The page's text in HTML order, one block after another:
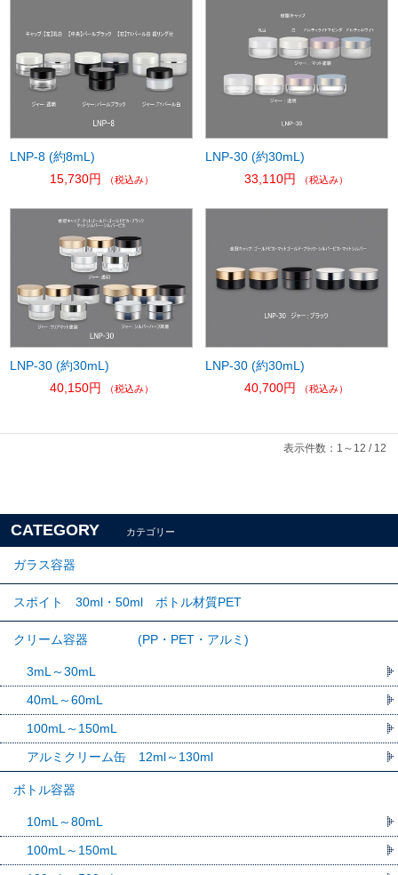
LNP-8 (約8mL)
15,730円
（税込み）
LNP-30 (約30mL)
33,110円
（税込み）
LNP-30 (約30mL)
40,150円
（税込み）
LNP-30 (約30mL)
40,700円
（税込み）
表示件数：1～12 / 12
CATEGORY カテゴリー
ガラス容器
スポイト 30ml・50ml ボトル材質PET
クリーム容器 (PP・PET・アルミ)
3mL～30mL
40mL～60mL
100mL～150mL
アルミクリーム缶 12ml～130ml
ボトル容器
10mL～80mL
100mL～150mL